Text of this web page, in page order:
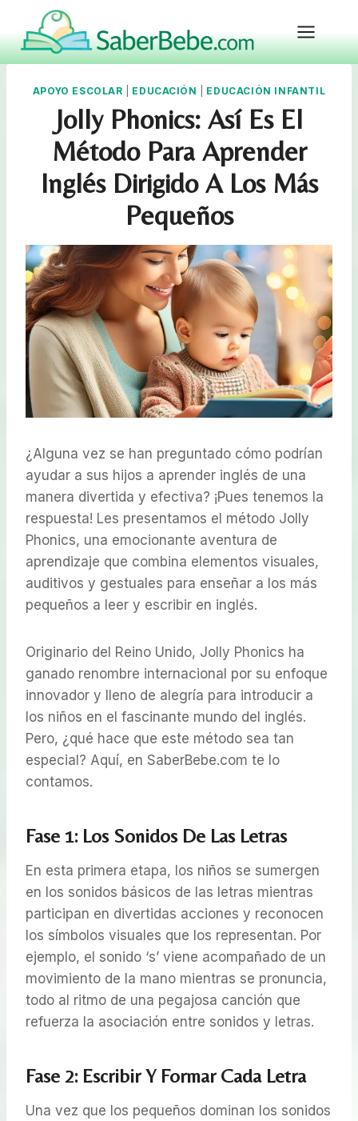
content
APOYO ESCOLAR EDUCACIÓN EDUCACIÓN INFANTIL
Jolly Phonics: Así Es El
Método Para Aprender
Inglés Dirigido A Los Más
Pequeños
¿Alguna vez se han preguntado cómo podrían
ayudar a sus hijos a aprender inglés de una
manera divertida y efectiva? ¡Pues tenemos la
respuesta! Les presentamos el método Jolly
Phonics, una emocionante aventura de
aprendizaje que combina elementos visuales,
auditivos y gestuales para enseñar a los más
pequeños a leer y escribir en inglés.
Originario del Reino Unido, Jolly Phonics ha
ganado renombre internacional por su enfoque
innovador y lleno de alegría para introducir a
los niños en el fascinante mundo del inglés.
Pero, ¿qué hace que este método sea tan
especial? Aquí, en SaberBebe.com te lo
contamos.
Fase 1: Los Sonidos De Las Letras
En esta primera etapa, los niños se sumergen
en los sonidos básicos de las letras mientras
participan en divertidas acciones y reconocen
los símbolos visuales que los representan. Por
ejemplo, el sonido ‘s’ viene acompañado de un
movimiento de la mano mientras se pronuncia,
todo al ritmo de una pegajosa canción que
refuerza la asociación entre sonidos y letras.
Fase 2: Escribir Y Formar Cada Letra
Una vez que los pequeños dominan los sonidos